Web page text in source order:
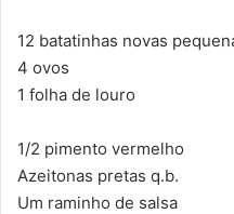
12 batatinhas novas
4 ovos
1 folha de louro
1/2 pimento vermelho
Azeitonas pretas q.b.
Um raminho de salsa